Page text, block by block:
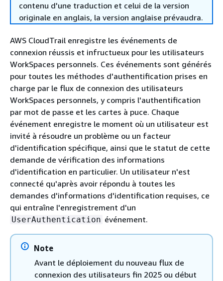
contenu d'une traduction et celui de la version
originale en anglais, la version anglaise prévaudra.
AWS CloudTrail enregistre les événements de
connexion réussis et infructueux pour les utilisateurs
WorkSpaces personnels. Ces événements sont générés
pour toutes les méthodes d'authentification prises en
charge par le flux de connexion des utilisateurs
WorkSpaces personnels, y compris l'authentification
par mot de passe et les cartes à puce. Chaque
événement enregistre le moment où un utilisateur est
invité à résoudre un problème ou un facteur
d'identification spécifique, ainsi que le statut de cette
demande de vérification des informations
d'identification en particulier. Un utilisateur n'est
connecté qu'après avoir répondu à toutes les
demandes d'informations d'identification requises, ce
qui entraîne l'enregistrement d'un
UserAuthentication événement.
Note
Avant le déploiement du nouveau flux de
connexion des utilisateurs fin 2025 ou début